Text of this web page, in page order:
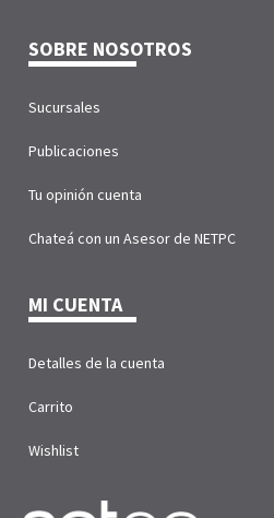
SOBRE NOSOTROS
Sucursales
Publicaciones
Tu opinión cuenta
Chateá con un Asesor de NETPC
MI CUENTA
Detalles de la cuenta
Carrito
Wishlist